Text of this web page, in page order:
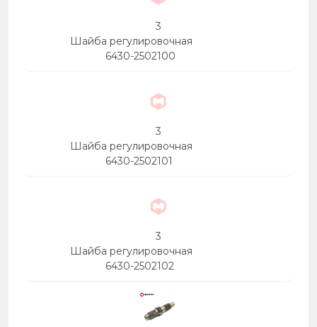
3
Шайба регулировочная
6430-2502100
3
Шайба регулировочная
6430-2502101
3
Шайба регулировочная
6430-2502102